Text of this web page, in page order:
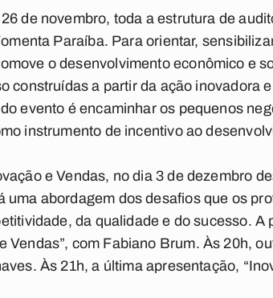
de novembro, toda a estrutura de
Paraíba. Para orientar,
o desenvolvimento econômico e
construídas a partir da ação inovadora
evento é encaminhar os pequenos
instrumento de incentivo ao
e Vendas, no dia 3 de dezembro
uma abordagem dos desafios que os
da qualidade e do sucesso. A
Vendas”, com Fabiano Brum. Às 20h,
Às 21h, a última apresentação,